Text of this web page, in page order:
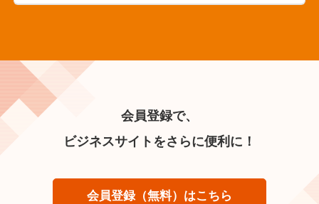
会員登録で、
ビジネスサイトをさらに便利に！
会員登録（無料）はこちら